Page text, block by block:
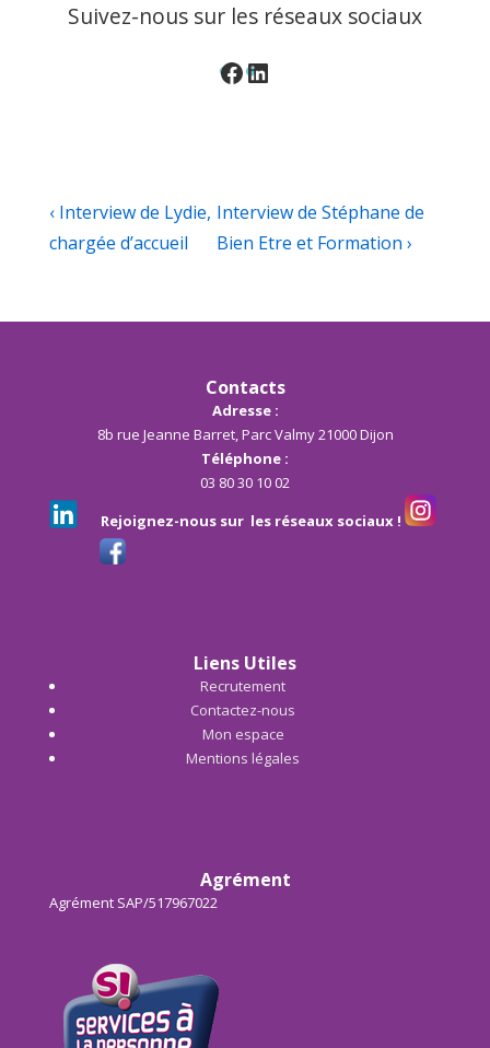
Suivez-nous sur les réseaux sociaux
Facebook
LinkedIn
Navigation
de
Previous
Post
‹ Interview de Lydie,
chargée d’accueil
Next
Post
Interview de Stéphane de
Bien Etre et Formation ›
Contacts
Adresse :
8b rue Jeanne Barret, Parc Valmy 21000 Dijon
Téléphone :
03 80 30 10 02
Rejoignez-nous sur les réseaux sociaux !
Liens Utiles
Recrutement
Contactez-nous
Mon espace
Mentions légales
Agrément
Agrément SAP/517967022